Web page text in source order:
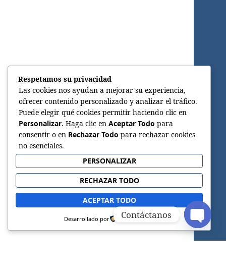
Respetamos su privacidad
Las cookies nos ayudan a mejorar su experiencia,
ofrecer contenido personalizado y analizar el tráfico.
Puede elegir qué cookies permitir haciendo clic en
Personalizar. Haga clic en Aceptar Todo para
consentir o en Rechazar Todo para rechazar cookies
no esenciales.
PERSONALIZAR
RECHAZAR TODO
ACEPTAR TODO
Desarrollado por Contáctanos
OPEN